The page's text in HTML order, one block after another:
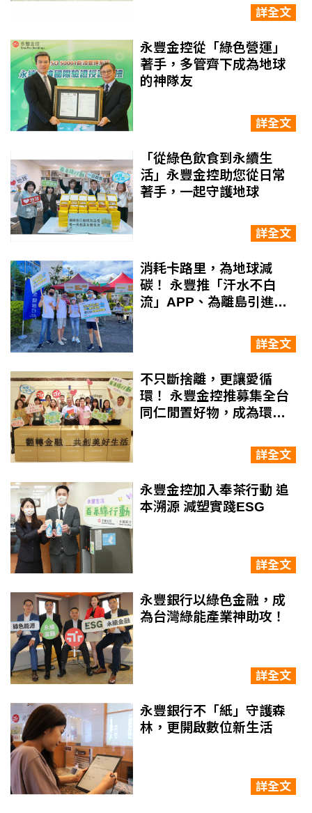
詳全文
永豐金控從「綠色營運」
著手，多管齊下成為地球
的神隊友
詳全文
「從綠色飲食到永續生
活」永豐金控助您從日常
著手，一起守護地球
詳全文
消耗卡路里，為地球減
碳！ 永豐推「汗水不白
流」APP、為離島引進數
詳全文
不只斷捨離，更讓愛循
環！ 永豐金控推募集全台
同仁閒置好物，成為環境
詳全文
永豐金控加入奉茶行動 追
本溯源 減塑實踐ESG
詳全文
永豐銀行以綠色金融，成
為台灣綠能產業神助攻！
詳全文
永豐銀行不「紙」守護森
林，更開啟數位新生活
詳全文